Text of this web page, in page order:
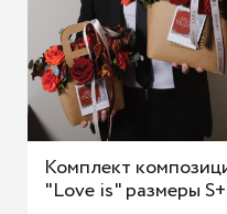
Комплект
"Love is" размеры